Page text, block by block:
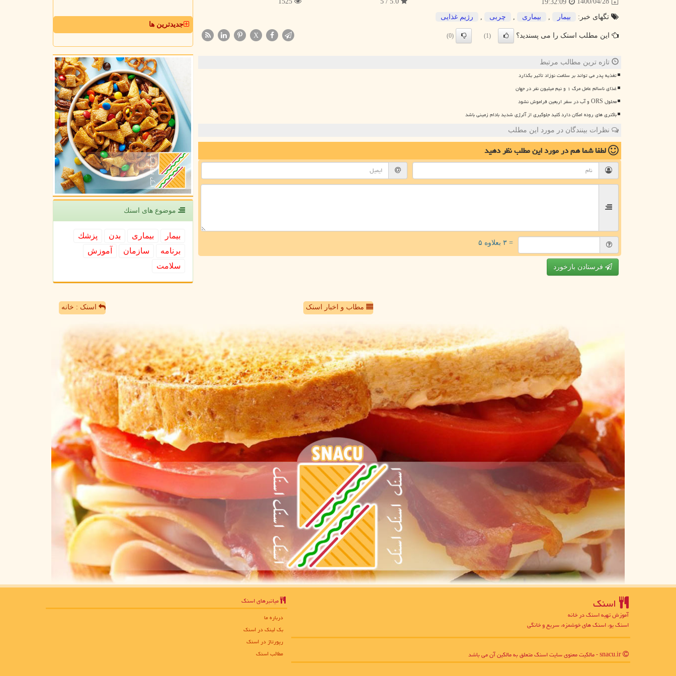
19:32:09
تگهای خبر: بیمار بیماری چربی رژیم غذایی
این مطلب اسنک را می پسندید؟ (1)
(0)
X
تازه ترین مطالب مرتبط
تغذیه پدر می تواند بر سلامت نوزاد تأثیر بگذارد
غذای ناسالم عامل مرگ ۱ و نیم میلیون نفر در جهان
محلول ORS و آب در سفر اربعین فراموش نشود
باکتری های روده امکان دارد کلید جلوگیری از آلرژی شدید بادام زمینی باشد
نظرات بینندگان در مورد این مطلب
لطفا شما همدر مورد این مطلبنظر دهید
= ۳ بعلاوه ۵
فرستادن بازخورد
جدیدترین ها
موضوع های اسنك
بیمار بیماری بدن
پزشك
برنامه
سازمان
آموزش
سلامت
مطاب و اخبار اسنک اسنک : خانه
اسنك
آموزش تهیه اسنک در خانه
اسنک یو، اسنک های خوشمزه، سریع و خانگی
میانبرهای اسنك
درباره ما
بک لینک در اسنك
رپورتاژ در اسنك
مطالب اسنك